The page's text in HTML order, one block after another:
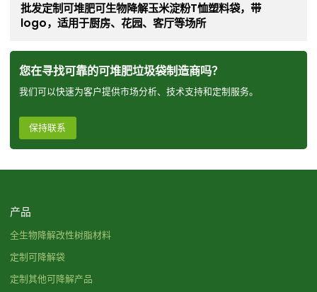
批发定制可堆肥可生物降解玉米淀粉T恤塑料袋，带
logo，适用于厨房、花园、客厅等场所
您在寻找可靠的可堆肥垃圾袋制造商吗？
我们可以快速为客户提供市场分析、技术支持和定制服务。
保持联系
产品
全生物降解改性树脂材料
定制可降解袋
定制其他可降解产品